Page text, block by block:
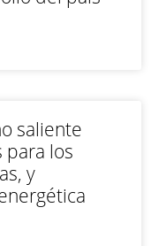
saliente
para los
y